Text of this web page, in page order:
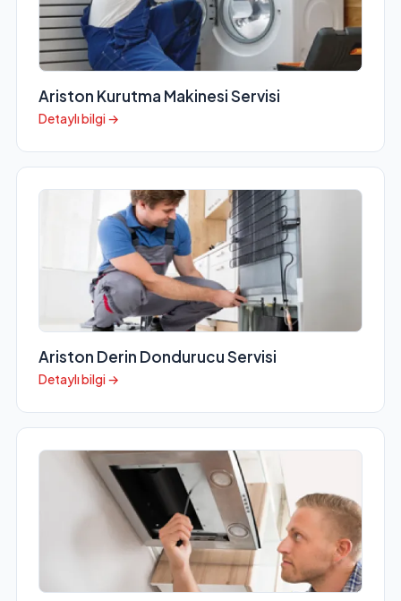
Ariston Kurutma Makinesi Servisi
Detaylı bilgi →
Ariston Derin Dondurucu Servisi
Detaylı bilgi →